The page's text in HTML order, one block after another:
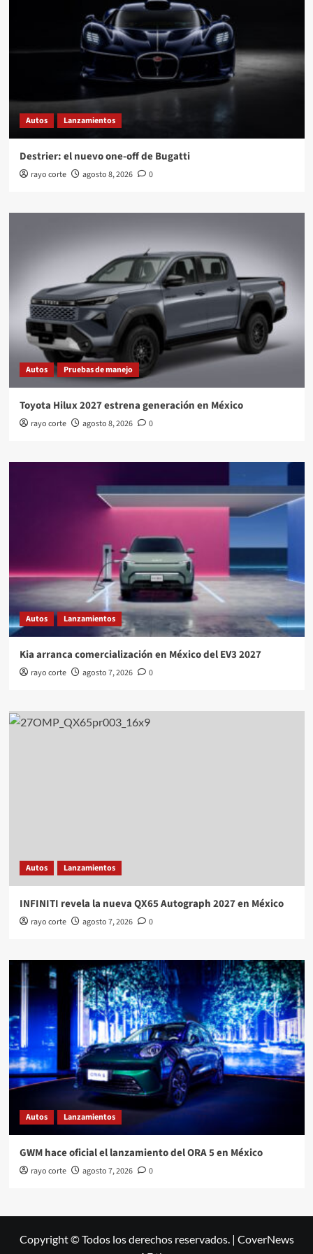
Autos Lanzamientos
Destrier: el nuevo one-off de Bugatti
rayo corte agosto 8, 2026 0
Autos Pruebas de manejo
Toyota Hilux 2027 estrena generación en México
rayo corte agosto 8, 2026 0
Autos Lanzamientos
Kia arranca comercialización en México del EV3 2027
rayo corte agosto 7, 2026 0
Autos Lanzamientos
INFINITI revela la nueva QX65 Autograph 2027 en México
rayo corte agosto 7, 2026 0
Autos Lanzamientos
GWM hace oficial el lanzamiento del ORA 5 en México
rayo corte agosto 7, 2026 0
Copyright © Todos los derechos reservados. | CoverNews